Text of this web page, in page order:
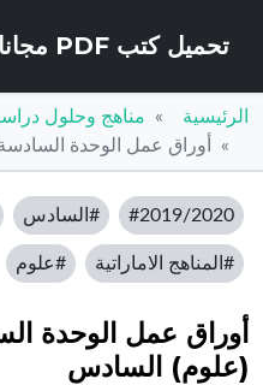
تحميل كتب PDF مجانا – كتب كو
الرئيسية
مناهج وحلول
أوراق عمل الوحدة
#2019/2020 #السادس
#المناهج الاماراتية #علوم
أوراق عمل الوحدة
(علوم) السادس